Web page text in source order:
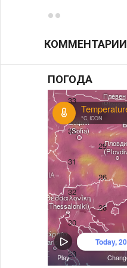
КОММЕНТАРИИ
ПОГОДА